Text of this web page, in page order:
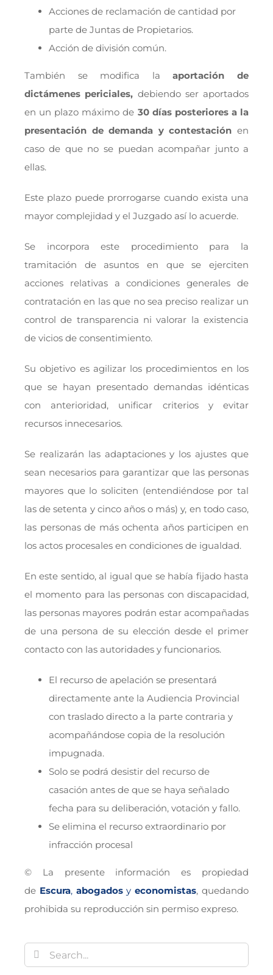
Acciones de reclamación de cantidad por
parte de Juntas de Propietarios.
Acción de división común.
También se modifica laaportación de
dictámenes periciales, debiendo ser aportados
en un plazo máximo de 30 días posteriores a la
presentación de demanda y contestación en
caso de que no se puedan acompañar junto a
ellas.
Este plazo puede prorrogarse cuando exista una
mayor complejidad y el Juzgado así lo acuerde.
Se incorpora este procedimiento para la
tramitación de asuntos en que se ejerciten
acciones relativas a condiciones generales de
contratación en las que no sea preciso realizar un
control de transparencia ni valorar la existencia
de vicios de consentimiento.
Su objetivo es agilizar los procedimientos en los
que se hayan presentado demandas idénticas
con anterioridad, unificar criterios y evitar
recursos innecesarios.
Se realizarán las adaptaciones y los ajustes que
sean necesarios para garantizar que las personas
mayores que lo soliciten (entendiéndose por tal
las de setenta y cinco años o más) y, en todo caso,
las personas de más ochenta años participen en
los actos procesales en condiciones de igualdad.
En este sentido, al igual que se había fijado hasta
el momento para las personas con discapacidad,
las personas mayores podrán estar acompañadas
de una persona de su elección desde el primer
contacto con las autoridades y funcionarios.
El recurso de apelación se presentará
directamente ante la Audiencia Provincial
con traslado directo a la parte contraria y
acompañándose copia de la resolución
impugnada.
Solo se podrá desistir del recurso de
casación antes de que se haya señalado
fecha para su deliberación, votación y fallo.
Se elimina el recurso extraordinario por
infracción procesal
© La presente información es propiedad
de Escura, abogadosyeconomistas, quedando
prohibida su reproducción sin permiso expreso.
Buscar: